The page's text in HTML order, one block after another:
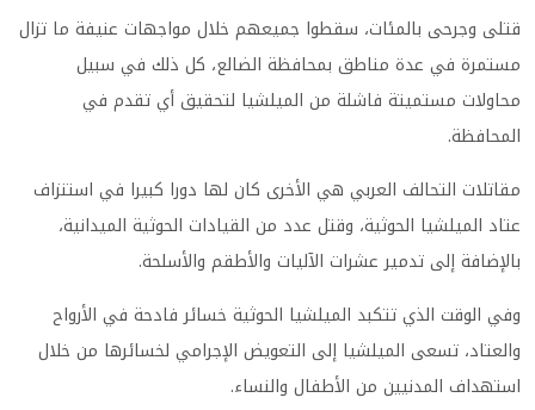
قتلى وجرحى بالمئات، سقطوا جميعهم خلال مواجهات عنيفة ما تزال
مستمرة في عدة مناطق بمحافظة الضالع، كل ذلك في سبيل
محاولات مستميتة فاشلة من الميلشيا لتحقيق أي تقدم في
المحافظة.
مقاتلات التحالف العربي هي الأخرى كان لها دورا كبيرا في استنزاف
عتاد الميلشيا الحوثية، وقتل عدد من القيادات الحوثية الميدانية،
بالإضافة إلى تدمير عشرات الآليات والأطقم والأسلحة.
وفي الوقت الذي تتكبد الميلشيا الحوثية خسائر فادحة في الأرواح
والعتاد، تسعى الميلشيا إلى التعويض الإجرامي لخسائرها من خلال
استهداف المدنيين من الأطفال والنساء.